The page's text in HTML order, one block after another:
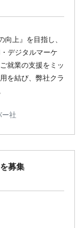
上』を目指し、
デジタルマーケ
就業の支援をミッ
を結び、弊社クラ
ー社
募集